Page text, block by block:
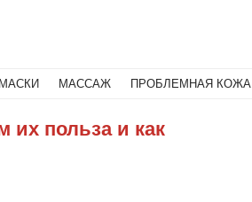
МАСКИ МАССАЖ ПРОБЛЕМНАЯ КОЖА
их польза и как